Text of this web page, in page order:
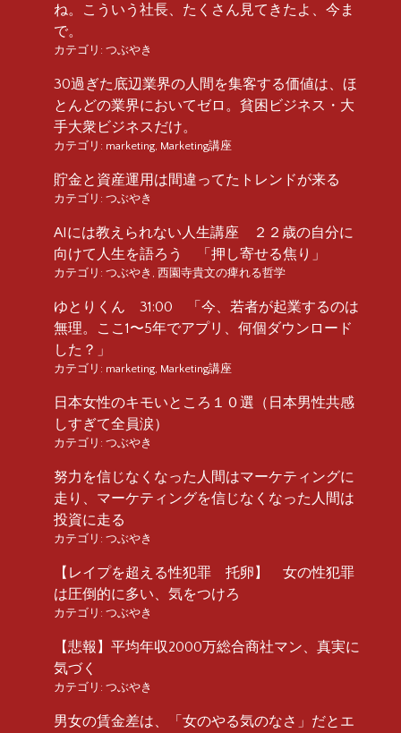
ね。こういう社長、たくさん見てきたよ、今ま
で。
カテゴリ: つぶやき
30過ぎた底辺業界の人間を集客する価値は、ほ
とんどの業界においてゼロ。貧困ビジネス・大
手大衆ビジネスだけ。
カテゴリ: marketing Marketing講座
貯金と資産運用は間違ってたトレンドが来る
カテゴリ: つぶやき
AIには教えられない人生講座 ２２歳の自分に
向けて人生を語ろう 「押し寄せる焦り」
カテゴリ: つぶやき 西園寺貴文の痺れる哲学
ゆとりくん 31:00 「今、若者が起業するのは
無理。ここ1〜5年でアプリ、何個ダウンロード
した？」
カテゴリ: marketing Marketing講座
日本女性のキモいところ１０選（日本男性共感
しすぎて全員涙）
カテゴリ: つぶやき
努力を信じなくなった人間はマーケティングに
走り、マーケティングを信じなくなった人間は
投資に走る
カテゴリ: つぶやき
【レイプを超える性犯罪 托卵】 女の性犯罪
は圧倒的に多い、気をつけろ
カテゴリ: つぶやき
【悲報】平均年収2000万総合商社マン、真実に
気づく
カテゴリ: つぶやき
男女の賃金差は、「女のやる気のなさ」だとエ